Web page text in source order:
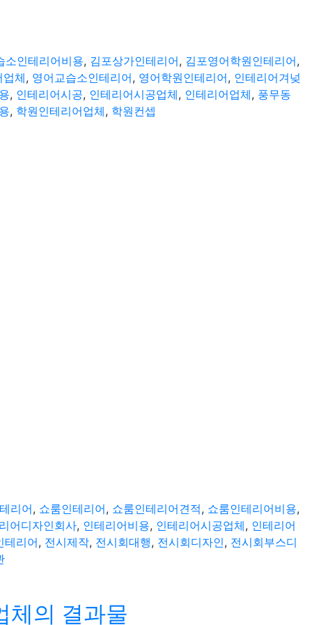
소인테리어비용, 김포상가인테리어, 김포영어학원인테리어,
체, 영어교습소인테리어, 영어학원인테리어, 인테리어겨넞
, 인테리어시공, 인테리어시공업체, 인테리어업체, 풍무동
, 학원인테리어업체, 학원컨셉
리어, 쇼룸인테리어, 쇼룸인테리어견적, 쇼룸인테리어비용,
어디자인회사, 인테리어비용, 인테리어시공업체, 인테리어
테리어, 전시제작, 전시회대행, 전시회디자인, 전시회부스디
체의 결과물